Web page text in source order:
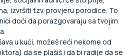
izvršiti tzv. provjeru porodice. To
doći da porazgovaraju sa tvojim
u kući, možeš reći nekome od
da se plašiš i da bi radije da se